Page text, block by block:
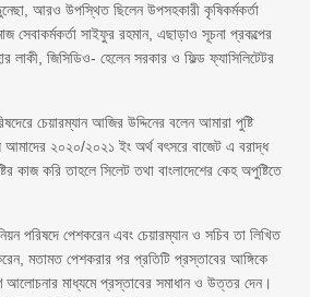
আরও উপস্থিত ছিলেন উপসহকারী কৃষিকর্মকর্তা
সেবাকর্মকর্তা সাইফুর রহমান, এছাড়াও সূচনা প্রকল্পের
লাকী, জিসিডিও- হেলেন সরকার ও ফিল্ড ফ্যাসিলিটেটর
চেয়ারম্যান আজির উদ্দিনের বলেন আমারা পুষ্টি
২০২০/২০২১ ইং অর্থ বৎসরে বাজেট এ বরাদ্ধ
কাজ করি তাহলে সিলেট তথা বাংলাদেশের কেহ অপুষ্টিতে
পরিষদে পেশকরেন এবং চেয়ারম্যান ও সচিব তা লিখিত
মতামত পেশকরার পর প্রতিটি প্রস্তাবের আঙ্গিকে
আলোচনার মাধ্যমে প্রস্তাবের সমাধান ও উত্তর দেন।